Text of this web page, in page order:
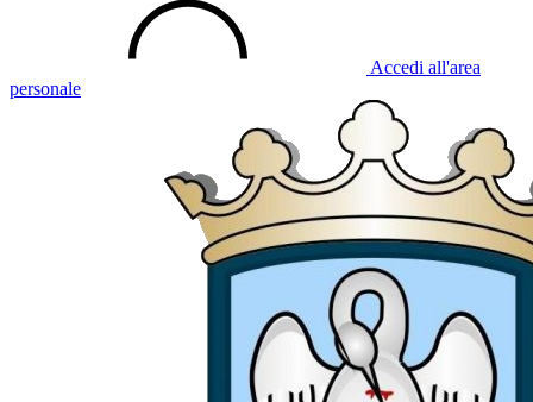
Accedi all'area
personale